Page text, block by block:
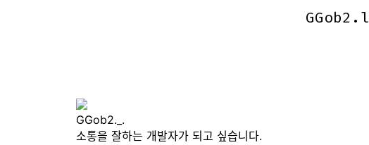
GGob2._.
소통을 잘하는 개발자가 되고 싶습니다.